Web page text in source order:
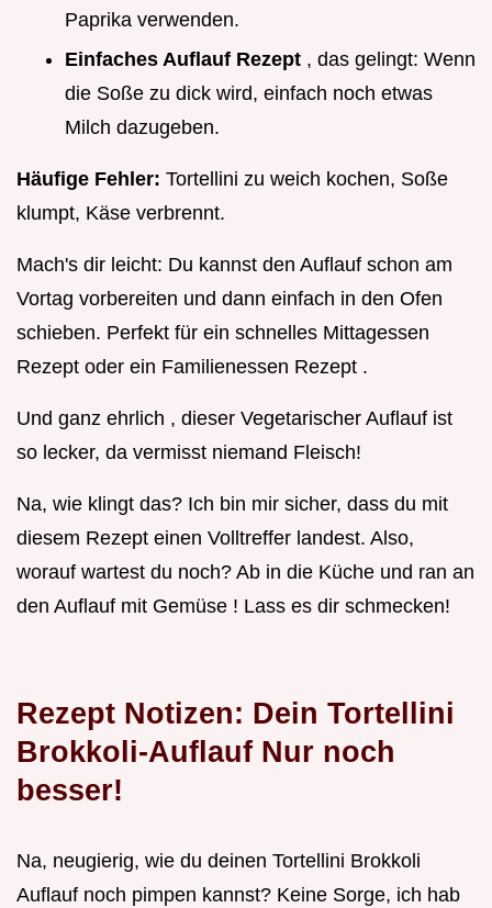
Paprika verwenden.
Einfaches Auflauf Rezept , das gelingt: Wenn
die Soße zu dick wird, einfach noch etwas
Milch dazugeben.
Häufige Fehler: Tortellini zu weich kochen, Soße
klumpt, Käse verbrennt.
Mach's dir leicht: Du kannst den Auflauf schon am
Vortag vorbereiten und dann einfach in den Ofen
schieben. Perfekt für ein schnelles Mittagessen
Rezept oder ein Familienessen Rezept .
Und ganz ehrlich , dieser Vegetarischer Auflauf ist
so lecker, da vermisst niemand Fleisch!
Na, wie klingt das? Ich bin mir sicher, dass du mit
diesem Rezept einen Volltreffer landest. Also,
worauf wartest du noch? Ab in die Küche und ran an
den Auflauf mit Gemüse ! Lass es dir schmecken!
Rezept Notizen: Dein Tortellini
Brokkoli-Auflauf Nur noch
besser!
Na, neugierig, wie du deinen Tortellini Brokkoli
Auflauf noch pimpen kannst? Keine Sorge, ich hab